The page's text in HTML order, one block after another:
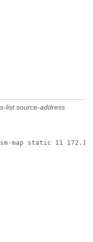
list source-address
map static 11